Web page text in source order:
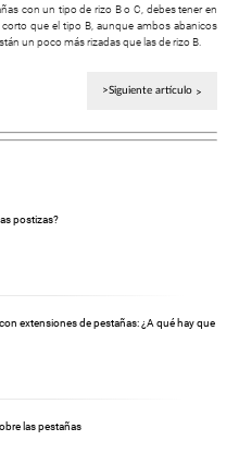
con un tipo de rizo B o C, debes tener en
que el tipo B, aunque ambos abanicos
un poco más rizadas que las de rizo B.
>Siguiente artículo
postizas?
extensiones de pestañas: ¿A qué hay que
las pestañas